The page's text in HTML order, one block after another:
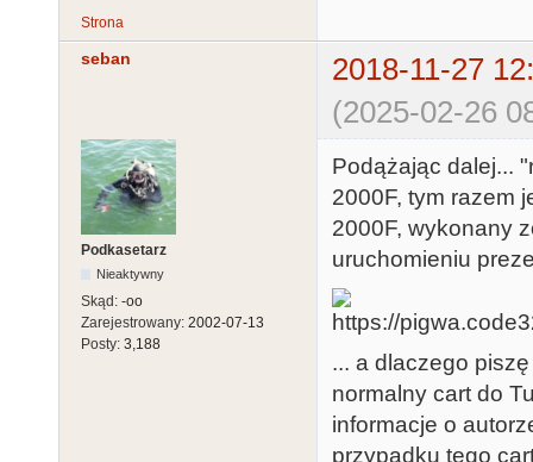
Strona
seban
2018-11-27
(2025-02-26
Podkasetarz
Nieaktywny
Skąd: -oo
Zarejestrowany: 2002-07-13
Posty: 3,188
Podążając dalej...
2000F, tym razem
2000F, wykonany
uruchomieniu
... a dlaczego
normalny cart do
informacje o
przypadku tego